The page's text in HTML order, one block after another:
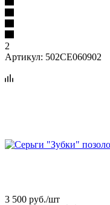
2
Артикул: 502СЕ060902
3 500 руб./шт